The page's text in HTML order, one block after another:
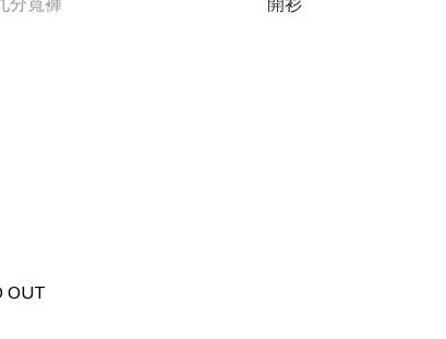
OUT